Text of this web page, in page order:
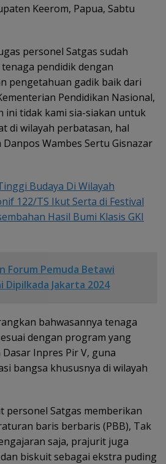
Keerom, Papua, Sabtu
personel Satgas sudah
pendidik dengan
pengetahuan gadik baik dari
Pendidikan Nasional,
ini tidak kami sia-siakan untuk
di wilayah perbatasan, hal
Wambes Sertu Gisnazar
Budaya Di Wilayah
122/TS Ikut Serta di Festival
Hasil Bumi Klasis GKI
Forum Pemuda Betawi
Jakarta 2024
bahwasannya tenaga
dengan program yang
Inpres Pir V, guna
bangsa khususnya di wilayah
personel Satgas memberikan
baris berbaris (PBB), Tak
saja, prajurit juga
biskuit sebagai ekstra puding